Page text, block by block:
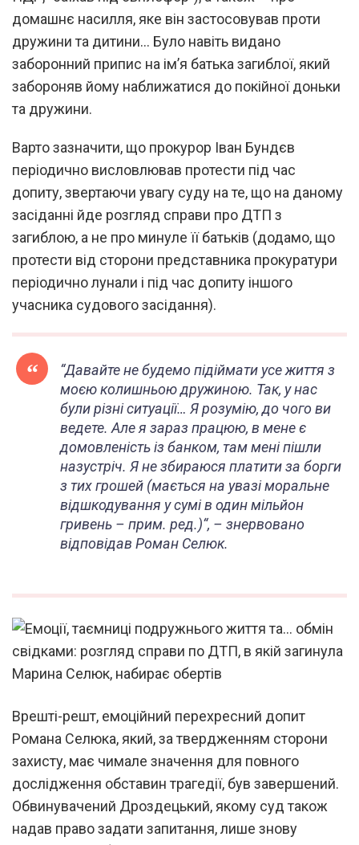
домашнє насилля, яке він застосовував проти
дружини та дитини… Було навіть видано
заборонний припис на ім’я батька загиблої, який
забороняв йому наближатися до покійної доньки
та дружини.
Варто зазначити, що прокурор Іван Бундєв
періодично висловлював протести під час
допиту, звертаючи увагу суду на те, що на даному
засіданні йде розгляд справи про ДТП з
загиблою, а не про минуле її батьків (додамо, що
протести від сторони представника прокуратури
періодично лунали і під час допиту іншого
учасника судового засідання).
“Давайте не будемо підіймати усе життя з
моєю колишньою дружиною. Так, у нас
були різні ситуації… Я розумію, до чого ви
ведете. Але я зараз працюю, в мене є
домовленість із банком, там мені пішли
назустріч. Я не збираюся платити за борги
з тих грошей (мається на увазі моральне
відшкодування у сумі в один мільйон
гривень – прим. ред.)“, – знервовано
відповідав Роман Селюк.
Врешті-решт, емоційний перехресний допит
Романа Селюка, який, за твердженням сторони
захисту, має чимале значення для повного
дослідження обставин трагедії, був завершений.
Обвинувачений Дроздецький, якому суд також
надав право задати запитання, лише знову